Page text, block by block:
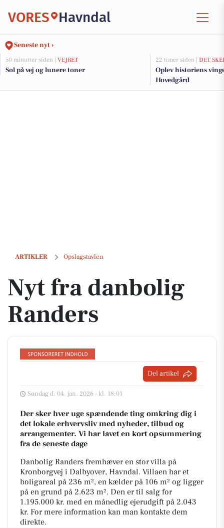
VORES Havndal
Seneste nyt ›
50 minutter siden | VEJRET
Sol på vej og lunere toner
22 timer siden | DET
Oplev historiens
Hovedgård
ARTIKLER Opslagstavlen
Nyt fra danbolig Randers
Nyt fra danbolig
Randers
Del artikel
Søndag d. 04. jan. 2026 - kl. 18:01
Der sker hver uge spændende ting omkring dig i
det lokale erhvervsliv med nyheder, tilbud og
arrangementer. Vi har lavet en kort opsummering
fra de seneste dage
Danbolig Randers fremhæver en stor villa på
Kronborgvej i Dalbyover, Havndal. Villaen har et
boligareal på 236 m², en kælder på 106 m² og ligger
på en grund på 2.623 m². Den er til salg for
1.195.000 kr. med en månedlig ejerudgift på 2.043
kr. For mere information kan man kontakte dem
direkte.